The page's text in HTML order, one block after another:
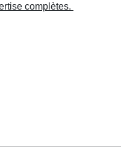
complètes.